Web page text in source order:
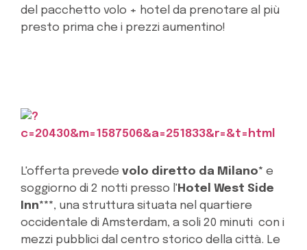
del pacchetto volo + hotel da prenotare al più
presto prima che i prezzi aumentino!
L'offerta prevede volo diretto da Milano* e
soggiorno di 2 notti presso l'Hotel West Side
Inn***, una struttura situata nel quartiere
occidentale di Amsterdam, a soli 20 minuti con i
mezzi pubblici dal centro storico della città. Le